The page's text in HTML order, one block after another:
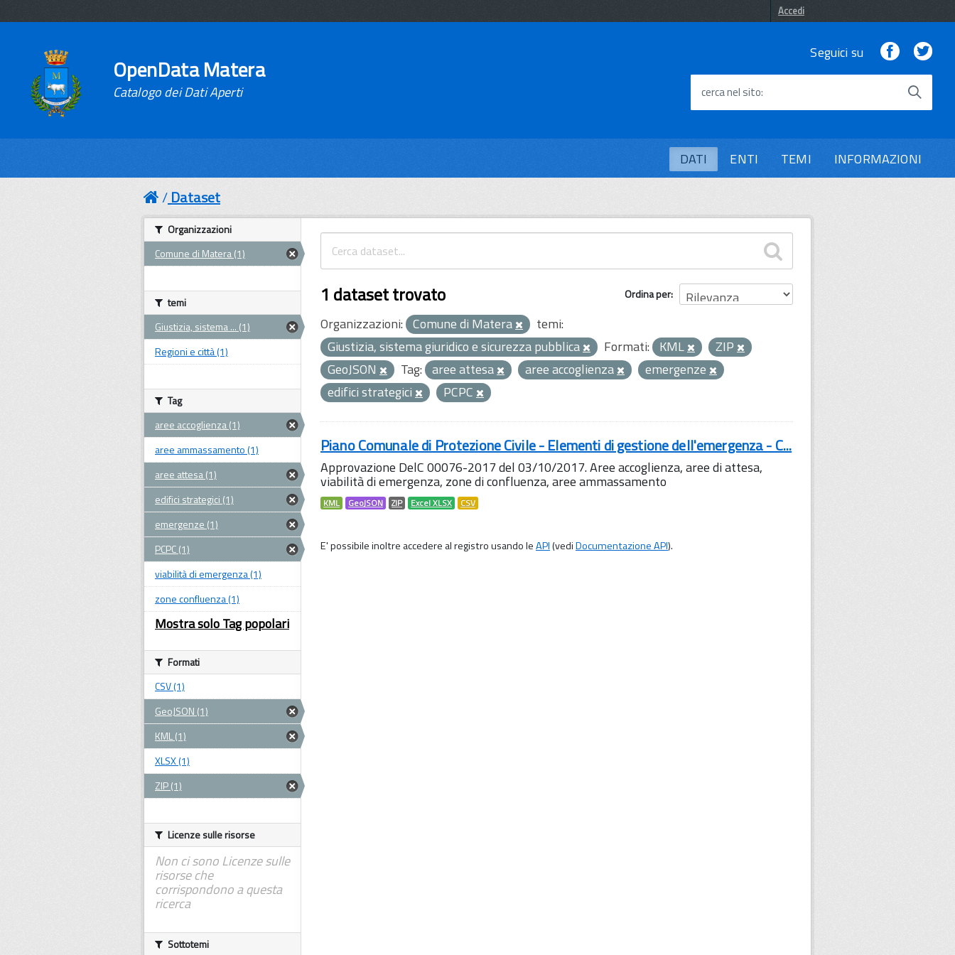
Accedi
OpenData Matera
Catalogo dei Dati Aperti
Seguici su Facebook
cerca nel sito
DATI ENTI TEMI INFORMAZIONI
Dataset
Ordina per
1 dataset trovato
Organizzazioni: Comune di Matera
temi:
Giustizia, sistema giuridico e sicurezza pubblica
Formati: KML
ZIP
GeoJSON
Tag: aree attesa aree accoglienza
emergenze
edifici strategici
PCPC
Piano Comunale di Protezione Civile - Elementi di gestione dell'emergenza - C...
Approvazione DelC 00076-2017 del 03/10/2017. Aree accoglienza, aree di attesa,
viabilità di emergenza, zone di confluenza, aree ammassamento
KML GeoJSON ZIP Excel XLSX CSV
E' possibile inoltre accedere al registro usando leAPI(vediDocumentazione API).
Organizzazioni
Comune di Matera (1)
temi
Giustizia, sistema ... (1)
Regioni e città (1)
Tag
aree accoglienza (1)
aree ammassamento (1)
aree attesa (1)
edifici strategici (1)
emergenze (1)
PCPC (1)
viabilità di emergenza (1)
zone confluenza (1)
Mostra solo Tag popolari
Formati
CSV (1)
GeoJSON (1)
KML (1)
XLSX (1)
ZIP (1)
Licenze sulle risorse
Non ci sono Licenze sulle
risorse che
corrispondono a questa
ricerca
Sottotemi